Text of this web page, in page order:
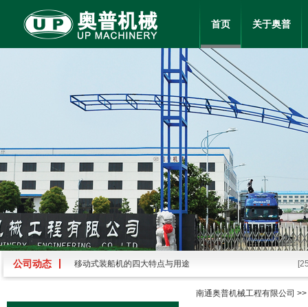
首页 关于奥普
公司动态
奥普机械一批定制堆取料机顺利交付发运
关于我单位申报2025年度江苏省科学技术奖的公示
【划重点】回转堆料机的原理作用与操作要点
奥普机械：一批堆取料机发货了！
什么是侧式刮板取料机，日常​维护检修规程
圆弧轨道式装船机的结构功能及的优势特点
移动式装船机的四大特点​与用途
【每日分享】熟料散装机的结构组成及操作使用流程
南通奥普机械工程有限公司 >>